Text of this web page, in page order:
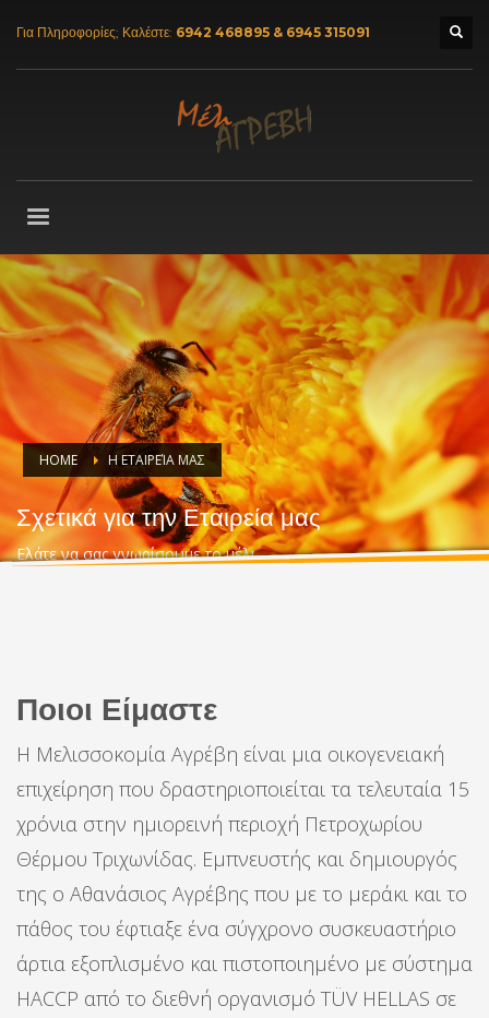
Για Πληροφορίες; Καλέστε: 6942 468895 & 6945 315091
HOME Η ΕΤΑΙΡΕΊΑ ΜΑΣ
Σχετικά για την Εταιρεία μας
Ελάτε να σας γνωρίσουμε το μέλι
Ποιοι Είμαστε
Η Μελισσοκομία Αγρέβη είναι μια οικογενειακή
επιχείρηση που δραστηριοποιείται τα τελευταία 15
χρόνια στην ημιορεινή περιοχή Πετροχωρίου
Θέρμου Τριχωνίδας. Εμπνευστής και δημιουργός
της ο Αθανάσιος Αγρέβης που με το μεράκι και το
πάθος του έφτιαξε ένα σύγχρονο συσκευαστήριο
άρτια εξοπλισμένο και πιστοποιημένο με σύστημα
HACCP από το διεθνή οργανισμό TÜV HELLAS σε